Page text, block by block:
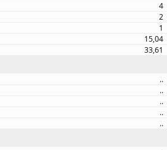
4
2
1
15,04
33,61
..
..
..
..
..